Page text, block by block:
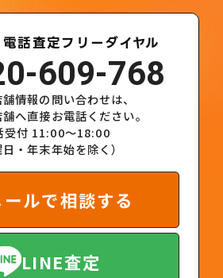
話査定フリーダイヤル
609-768
情報の問い合わせは、
へ直接お電話ください。
受付 11:00～18:00
日・年末年始を除く）
ールで相談する
LINE査定